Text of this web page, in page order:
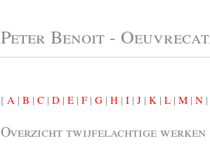
Peter Benoit -
[ A | B | C | D | E | F| G | H | I | J | K | L | M | N |
Overzicht twijfelachtige werken